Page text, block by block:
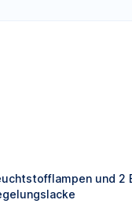
und 2